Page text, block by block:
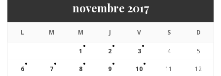
novembre 2017
L M M J V S D
1 2 3 4 5
6 7 8 9 10 11 12